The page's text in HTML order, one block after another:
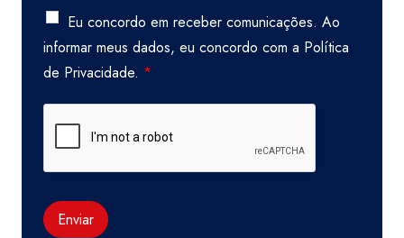
Eu concordo em receber comunicações. Ao
informar meus dados, eu concordo com a Política
de Privacidade. *
Enviar